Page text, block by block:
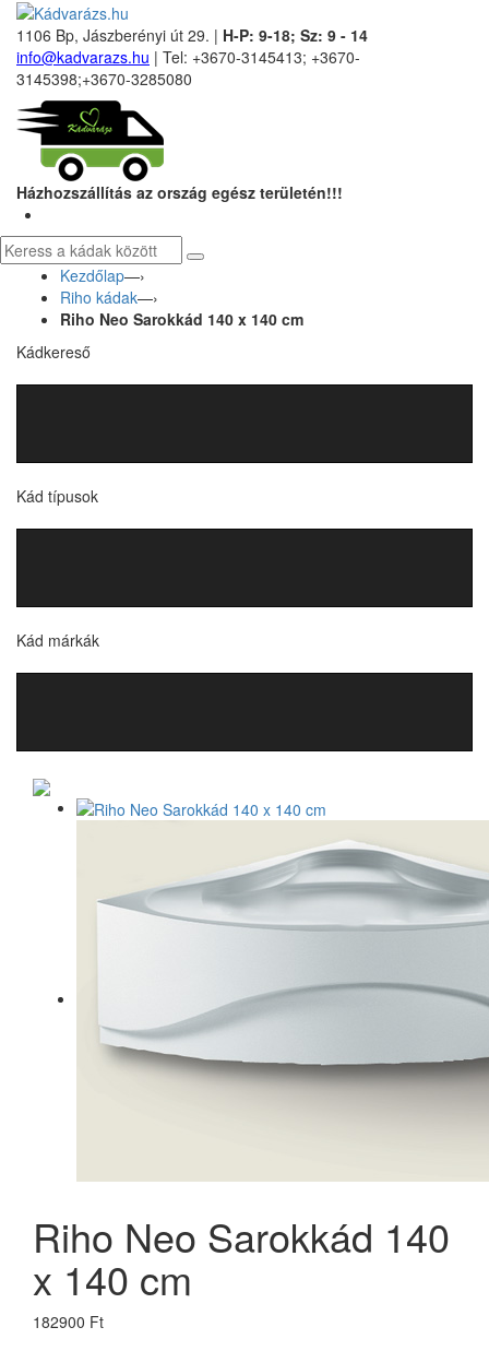
1106 Bp, Jászberényi út 29. | H-P: 9-18; Sz: 9 - 14
info@kadvarazs.hu | Tel: +3670-3145413; +3670-
3145398;+3670-3285080
Házhozszállítás az ország egész területén!!!
Kezdőlap—›
Riho kádak—›
Riho Neo Sarokkád 140 x 140 cm
Kádkereső
Kád típusok
Kád márkák
Riho Neo Sarokkád 140
x 140 cm
182900 Ft